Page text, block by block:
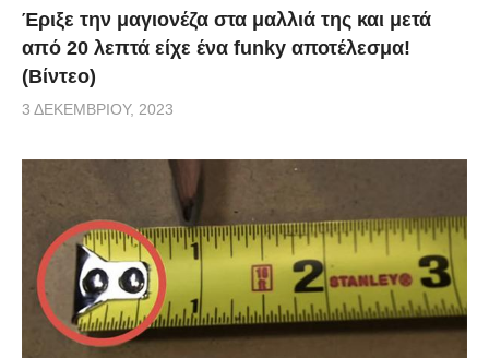
Έριξε την μαγιονέζα στα μαλλιά της και μετά
από 20 λεπτά είχε ένα funky αποτέλεσμα!
(Βίντεο)
3 ΔΕΚΕΜΒΡΊΟΥ, 2023